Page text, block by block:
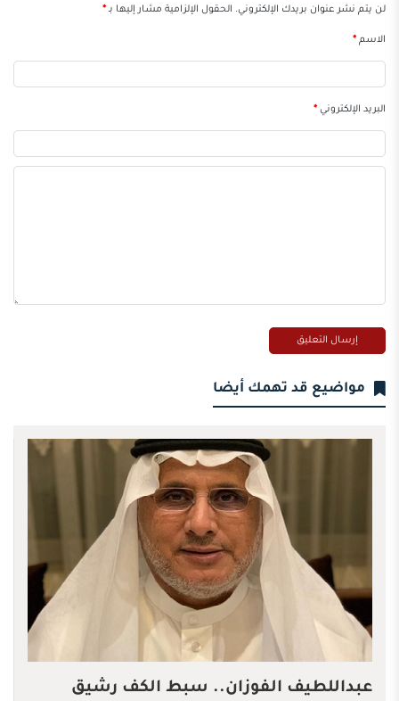
لن يتم نشر عنوان بريدك الإلكتروني. الحقول الإلزامية مشار إليها بـ*
الاسم*
البريد الإلكتروني*
مواضيع قد تهمك أيضا
عبداللطيف الفوزان.. سبط الكف رشيق